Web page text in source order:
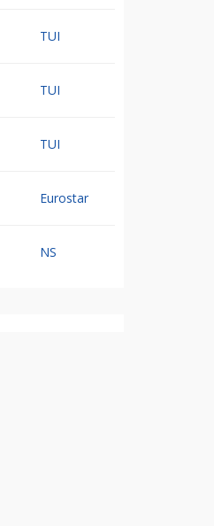
TUI
TUI
TUI
Eurostar
NS